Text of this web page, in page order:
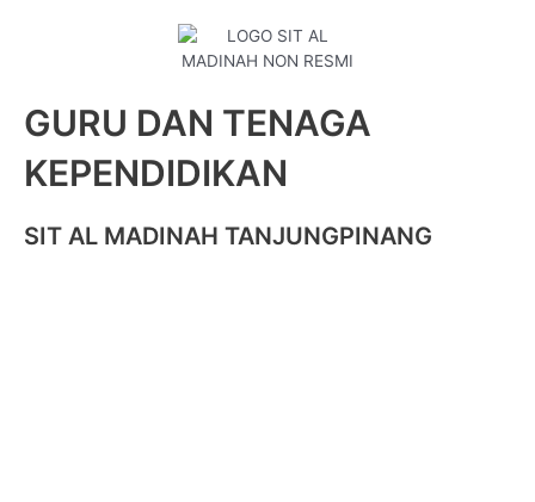
GURU DAN TENAGA
KEPENDIDIKAN
SIT AL MADINAH TANJUNGPINANG